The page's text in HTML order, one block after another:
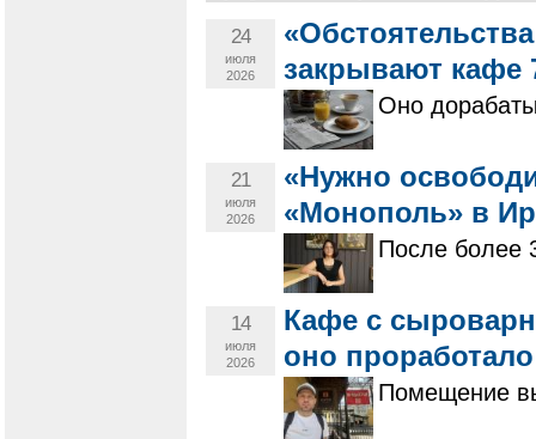
24
июля
2026
закрывают кафе
Оно
21
июля
2026
«Нужно
«Монополь» в
После более
14
июля
2026
Кафе с
оно
Помещение